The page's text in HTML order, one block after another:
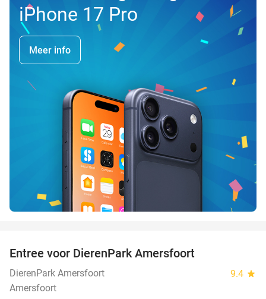
iPhone 17 Pro
Meer info
Entree voor DierenPark Amersfoort
DierenPark Amersfoort 9.4 star
Amersfoort